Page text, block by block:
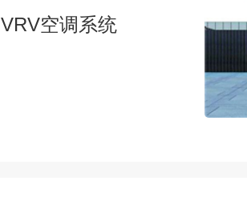
VRV空调系统